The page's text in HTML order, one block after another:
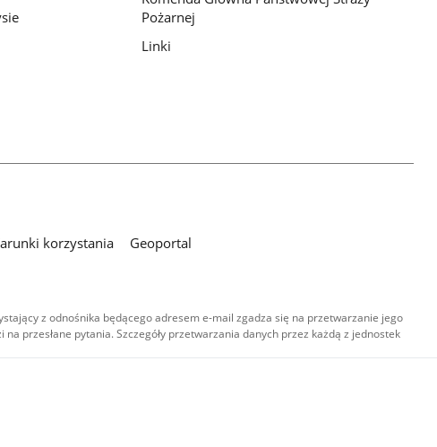
Pożarnej
Linki
korzystania
Geoportal
z odnośnika będącego adresem e-mail zgadza się na przetwarzanie jego
przesłane pytania. Szczegóły przetwarzania danych przez każdą z jednostek
-